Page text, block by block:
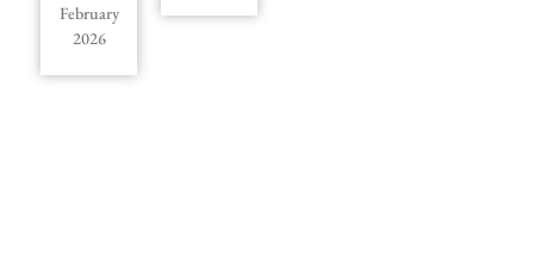
February
2026